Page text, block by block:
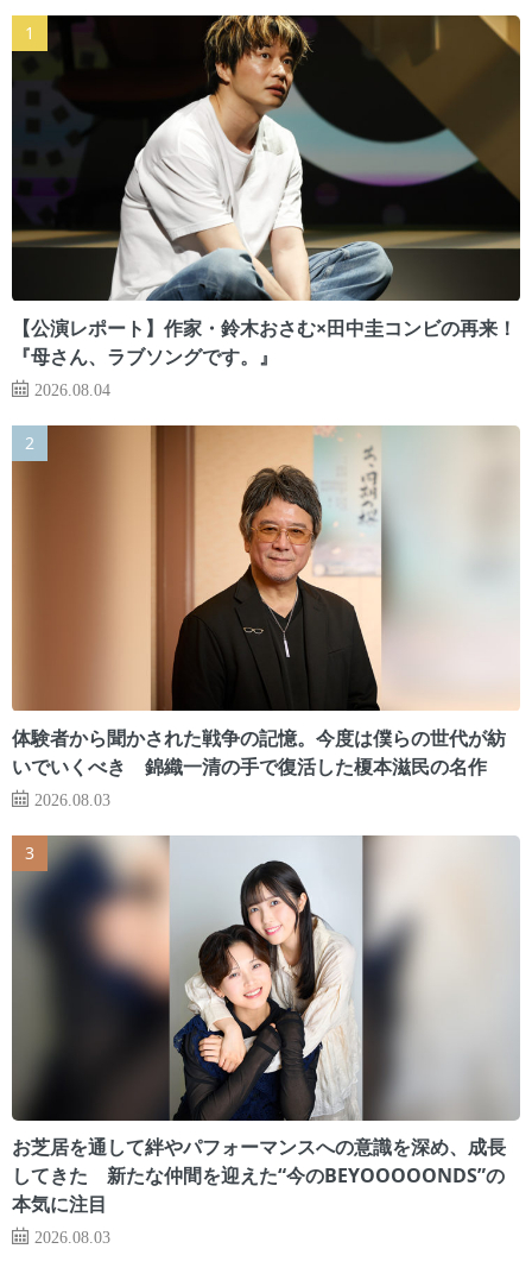
【公演レポート】作家・鈴木おさむ×田中圭コンビの再来！
『母さん、ラブソングです。』
2026.08.04
体験者から聞かされた戦争の記憶。今度は僕らの世代が紡
いでいくべき 錦織一清の手で復活した榎本滋民の名作
2026.08.03
お芝居を通して絆やパフォーマンスへの意識を深め、成長
してきた 新たな仲間を迎えた“今のBEYOOOOONDS”の
本気に注目
2026.08.03